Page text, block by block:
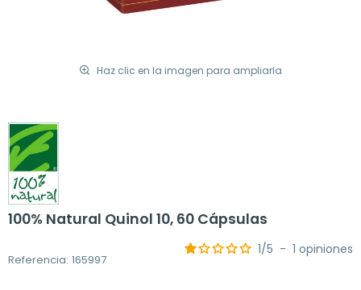
Haz clic en la imagen para ampliarla
100% Natural Quinol 10, 60 Cápsulas
Referencia: 165997
1/5 - 1 opiniones